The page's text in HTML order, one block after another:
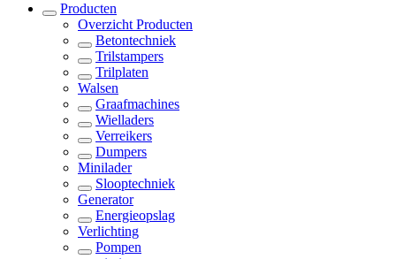
Producten
Overzicht Producten
Betontechniek
Trilstampers
Trilplaten
Walsen
Graafmachines
Wielladers
Verreikers
Dumpers
Minilader
Slooptechniek
Generator
Energieopslag
Verlichting
Pompen